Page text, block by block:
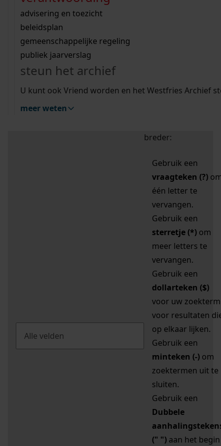
bouwvergunningen
omgevingsvergunningen
vergunningen
beeld en geluid
uitleg nodig?
Wij helpen u op weg met een aantal zoektips.
bekijk alle zoektips
Wij helpen u op weg met een aantal zoektips.
bekijk alle zoektips
bekijk ons geschiedenislokaal
advisering en toezicht
beleidsplan
gemeenschappelijke regeling
publiek jaarverslag
steun het archief
U kunt ook Vriend worden en het Westfries Archief
meer weten
zoektips
Mijn Studiezaal (inloggen)
uw zoekopdracht te
breder:
Gebruik een
vraagteken (?)
één letter te
vervangen.
Gebruik een
sterretje (*) om
meer letters te
vervangen.
Gebruik een
dollarteken ($)
voor uw zoekterm
voor resultaten
op elkaar lijken.
Gebruik een
minteken (-) om
zoektermen uit te
sluiten.
Gebruik een
Dubbele
(" ") aan het begin